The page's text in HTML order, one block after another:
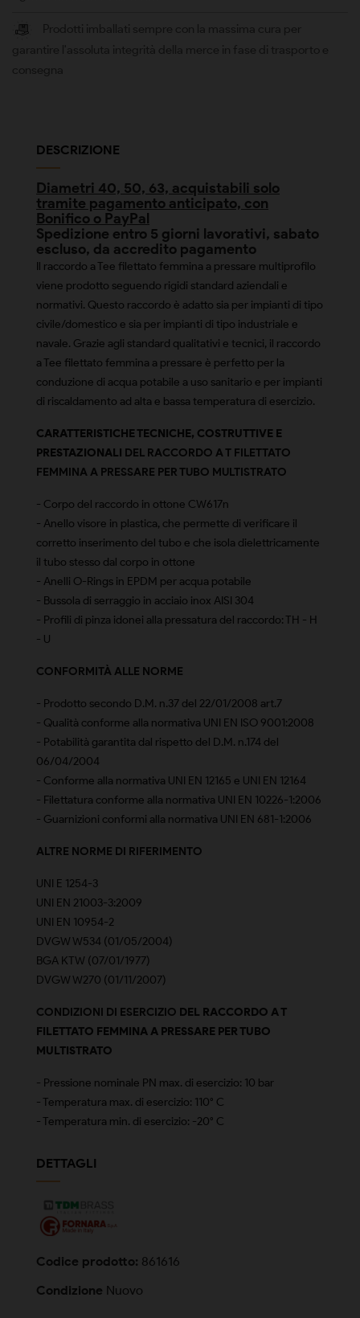
DESCRIZIONE
Diametri 40, 50, 63, acquistabili solo
tramite pagamento anticipato, con
Bonifico o PayPal
Spedizione entro 5 giorni lavorativi, sabato
escluso, da accredito pagamento
Il raccordo a Tee filettato femmina a pressare multiprofilo
viene prodotto seguendo rigidi standard aziendali e
normativi. Questo raccordo è adatto sia per impianti di tipo
civile/domestico e sia per impianti di tipo industriale e
navale. Grazie agli standard qualitativi e tecnici, il raccordo
a Tee filettato femmina a pressare è perfetto per la
conduzione di acqua potabile a uso sanitario e per impianti
di riscaldamento ad alta e bassa temperatura di esercizio.
CARATTERISTICHE TECNICHE, COSTRUTTIVE E
PRESTAZIONALI DEL RACCORDO A T FILETTATO
FEMMINA A PRESSARE PER TUBO MULTISTRATO
- Corpo del raccordo in ottone CW617n
- Anello visore in plastica, che permette di verificare il
corretto inserimento del tubo e che isola dielettricamente
il tubo stesso dal corpo in ottone
- Anelli O-Rings in EPDM per acqua potabile
- Bussola di serraggio in acciaio inox AISI 304
- Profili di pinza idonei alla pressatura del raccordo: TH - H
- U
CONFORMITÀ ALLE NORME
- Prodotto secondo D.M. n.37 del 22/01/2008 art.7
- Qualità conforme alla normativa UNI EN ISO 9001:2008
- Potabilità garantita dal rispetto del D.M. n.174 del
06/04/2004
- Conforme alla normativa UNI EN 12165 e UNI EN 12164
- Filettatura conforme alla normativa UNI EN 10226-1:2006
- Guarnizioni conformi alla normativa UNI EN 681-1:2006
ALTRE NORME DI RIFERIMENTO
UNI E 1254-3
UNI EN 21003-3:2009
UNI EN 10954-2
DVGW W534 (01/05/2004)
BGA KTW (07/01/1977)
DVGW W270 (01/11/2007)
CONDIZIONI DI ESERCIZIO DEL RACCORDO A T
FILETTATO FEMMINA A PRESSARE PER TUBO
MULTISTRATO
- Pressione nominale PN max. di esercizio: 10 bar
- Temperatura max. di esercizio: 110° C
- Temperatura min. di esercizio: -20° C
DETTAGLI
Codice prodotto: 861616
Condizione Nuovo